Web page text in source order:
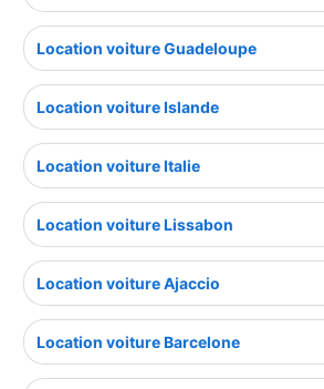
Location voiture Guadeloupe
Location voiture Islande
Location voiture Italie
Location voiture Lissabon
Location voiture Ajaccio
Location voiture Barcelone